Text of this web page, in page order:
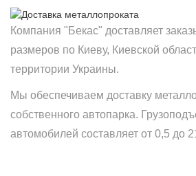
Компания "Бекас" доставляет
размеров по Киеву, Киевской
территории Украины.
Мы обеспечиваем доставку
собственного автопарка.
автомобилей составляет от 0,5 до